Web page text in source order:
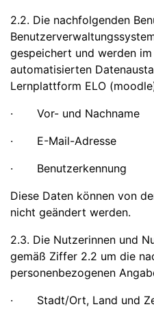
2.2. Die nachfolgenden
gespeichert und werden im
automatisierten
Lernplattform ELO
· Vor- und Nachname
· E-Mail-Adresse
· Benutzerkennung
Diese Daten können von
nicht geändert werden.
2.3. Die Nutzerinnen und
gemäß Ziffer 2.2 um die
personenbezogenen
· Stadt/Ort, Land und